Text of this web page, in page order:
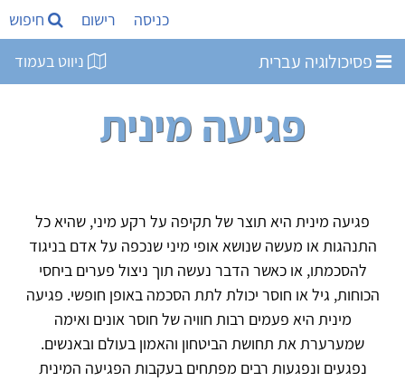
כניסה רישום חיפוש
פסיכולוגיה עברית ניווט בעמוד
פגיעה מינית
פגיעה מינית היא תוצר של תקיפה על רקע מיני, שהיא כל
התנהגות או מעשה שנושא אופי מיני שנכפה על אדם בניגוד
להסכמתו, או כאשר הדבר נעשה תוך ניצול פערים ביחסי
הכוחות, גיל או חוסר יכולת לתת הסכמה באופן חופשי. פגיעה
מינית היא פעמים רבות חוויה של חוסר אונים ואימה
שמערערת את תחושת הביטחון והאמון בעולם ובאנשים.
נפגעים ונפגעות רבים מפתחים בעקבות הפגיעה המינית